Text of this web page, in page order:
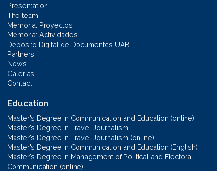
Presentation
The team
Memoria: Proyectos
Memoria: Actividades
Depósito Digital de Documentos UAB
Partners
News
Galerías
Contact
Education
Master's Degree in Communication and Education (online)
Master's Degree in Travel Journalism
Master's Degree in Travel Journalism (online)
Master's Degree in Communication and Education (English)
Master's Degree in Management of Political and Electoral
Communication (online)